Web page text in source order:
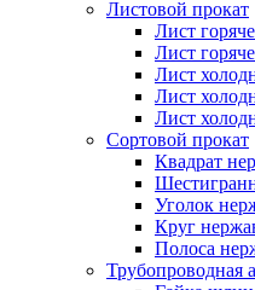
Листовой прокат
Лист
Лист
Лист
Лист
Лист
Сортовой прокат
Квадрат
Уголок
Круг
Полоса
Трубопроводная